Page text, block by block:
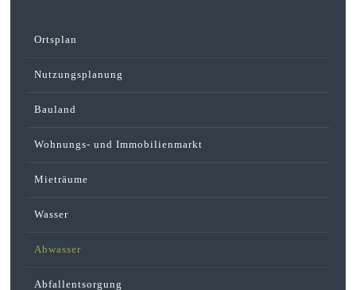
Ortsplan
Nutzungsplanung
Bauland
Wohnungs- und Immobilienmarkt
Mieträume
Wasser
Abwasser
Abfallentsorgung